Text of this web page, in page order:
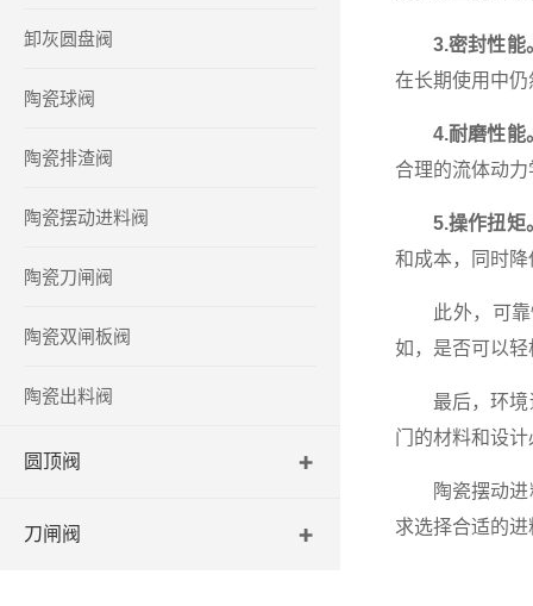
卸灰圆盘阀
陶瓷球阀
陶瓷排渣阀
陶瓷摆动进料阀
陶瓷刀闸阀
陶瓷双闸板阀
陶瓷出料阀
圆顶阀
刀闸阀
3.密封性能
在长期使用中
4.耐磨性能
合理的流体动
5.操作扭矩
和成本，同时降
此外，可靠性
如，是否可以
最后，环境适
门的材料和设
陶瓷摆动进料
求选择合适的